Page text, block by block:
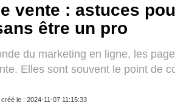
vente : astuces
être un pro
du marketing en ligne, les
Elles sont souvent le point de
créé le : 2024-11-07 11:15:33